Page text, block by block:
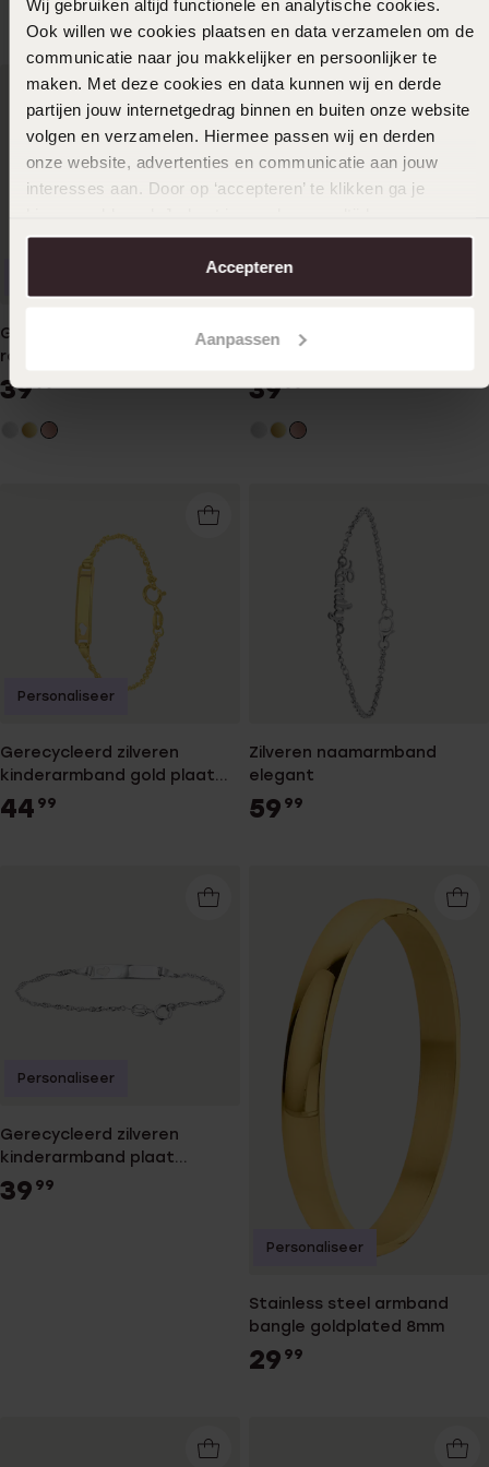
Wij gebruiken altijd functionele en analytische cookies.
Ook willen we cookies plaatsen en data verzamelen om de
communicatie naar jou makkelijker en persoonlijker te
maken. Met deze cookies en data kunnen wij en derde
partijen jouw internetgedrag binnen en buiten onze website
volgen en verzamelen. Hiermee passen wij en derden
onze website, advertenties en communicatie aan jouw
interesses aan. Door op ‘accepteren’ te klikken ga je
aanpassen. Lees er meer over in onscookiebeleid.
Accepteren
Aanpassen
Guess stainless steel
roseplated bangle 4G logo
3999
Guess stainless steel
3999
Personaliseer
Gerecycleerd zilveren
kinderarmband gold plaat
singapore hart
44 99
Personaliseer
Zilveren naamarmband
elegant
59 99
Gerecycleerd zilveren
kinderarmband plaat
singapore
39 99
Personaliseer
Stainless steel armband
bangle goldplated 8mm
29 99
Personaliseer